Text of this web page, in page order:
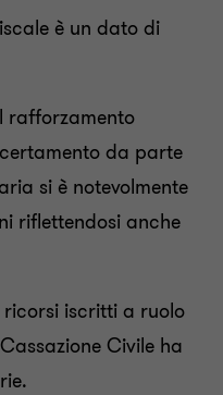
è un dato di
rafforzamento
da parte
si è notevolmente
riflettendosi anche
iscritti a ruolo
Civile ha